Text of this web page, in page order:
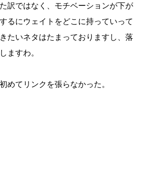
訳ではなく、モチベーションが下が
るにウェイトをどこに持っていって
たいネタはたまっておりますし、落
ますわ。
めてリンクを張らなかった。